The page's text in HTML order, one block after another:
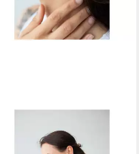
Paar Ohrhänger Oval Basic